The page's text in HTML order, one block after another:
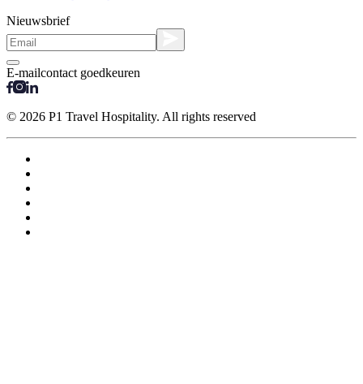
Nieuwsbrief
E-mailcontact goedkeuren
© 2026 P1 Travel Hospitality. All rights reserved